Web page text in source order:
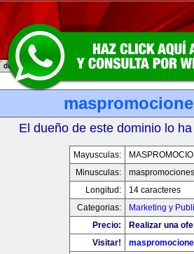
El dueño de este dominio lo
Mayusculas:
Minusculas:
Longitud:
14 caracteres
Categorias:
Marketing y
Precio:
Realizar una
Visitar!